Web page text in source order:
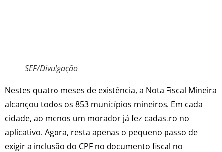
SEF/Divulgação
Nestes quatro meses de existência, a Nota Fiscal Mineira
alcançou todos os 853 municípios mineiros. Em cada
cidade, ao menos um morador já fez cadastro no
aplicativo. Agora, resta apenas o pequeno passo de
exigir a inclusão do CPF no documento fiscal no